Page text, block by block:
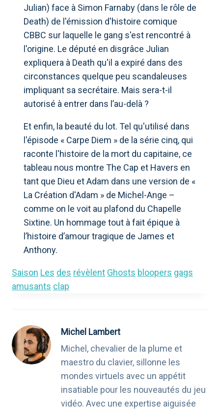
Julian) face à Simon Farnaby (dans le rôle de
Death) de l'émission d'histoire comique
CBBC sur laquelle le gang s'est rencontré à
l'origine. Le député en disgrâce Julian
expliquera à Death qu'il a expiré dans des
circonstances quelque peu scandaleuses
impliquant sa secrétaire. Mais sera-t-il
autorisé à entrer dans l’au-delà ?
Et enfin, la beauté du lot. Tel qu'utilisé dans
l'épisode « Carpe Diem » de la série cinq, qui
raconte l'histoire de la mort du capitaine, ce
tableau nous montre The Cap et Havers en
tant que Dieu et Adam dans une version de «
La Création d'Adam » de Michel-Ange –
comme on le voit au plafond du Chapelle
Sixtine. Un hommage tout à fait épique à
l’histoire d’amour tragique de James et
Anthony.
Saison Les des révèlent Ghosts bloopers gags
amusants clap
Michel Lambert
Michel, chevalier de la plume et
maestro du clavier, sillonne les
mondes virtuels avec un appétit
insatiable pour les nouveautés du jeu
vidéo. Avec une expertise aiguisée